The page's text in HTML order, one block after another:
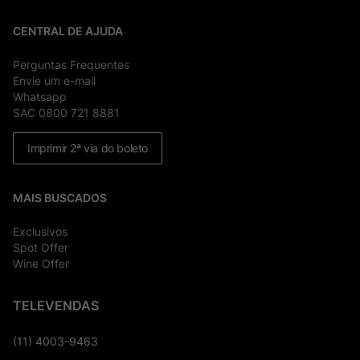
CENTRAL DE AJUDA
Perguntas Frequentes
Envie um e-mail
Whatsapp
SAC 0800 721 8881
Imprimir 2ª via do boleto
MAIS BUSCADOS
Exclusivos
Spot Offer
Wine Offer
TELEVENDAS
(11) 4003-9463